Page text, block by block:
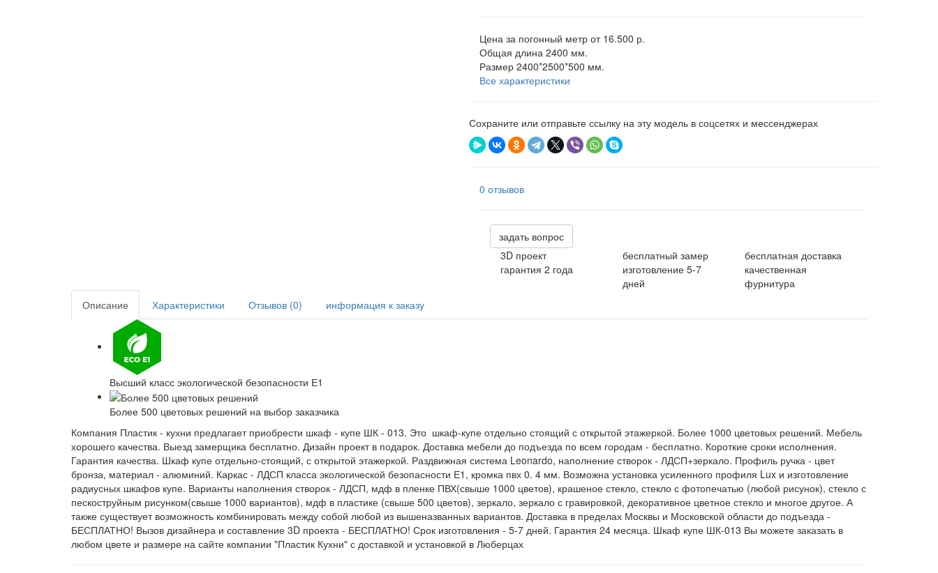
Цена за погонный метр от 16.500 р.
Общая длина 2400 мм.
Размер 2400*2500*500 мм.
Все характеристики
Сохраните или отправьте ссылку на эту модель в соцсетях и мессенджерах
0 отзывов
задать вопрос
3D проект
бесплатный замер
бесплатная доставка
гарантия 2 года
изготовление 5-7
дней
качественная
фурнитура
Описание
Характеристики Отзывов (0) информация к заказу
Высший класс экологической безопасности Е1
Более 500 цветовых решений на выбор заказчика
Компания Пластик - кухни предлагает приобрести шкаф - купе ШК - 013. Это шкаф-купе отдельно стоящий с открытой этажеркой. Более 1000 цветовых решений. Мебель
хорошего качества. Выезд замерщика бесплатно. Дизайн проект в подарок. Доставка мебели до подъезда по всем городам - бесплатно. Короткие сроки исполнения.
Гарантия качества. Шкаф купе отдельно-стоящий, с открытой этажеркой. Раздвижная система Leonardo, наполнение створок - ЛДСП+зеркало. Профиль ручка - цвет
бронза, материал - алюминий. Каркас - ЛДСП класса экологической безопасности Е1, кромка пвх 0. 4 мм. Возможна установка усиленного профиля Lux и изготовление
радиусных шкафов купе. Варианты наполнения створок - ЛДСП, мдф в пленке ПВХ(свыше 1000 цветов), крашеное стекло, стекло с фотопечатью (любой рисунок), стекло с
пескоструйным рисунком(свыше 1000 вариантов), мдф в пластике (свыше 500 цветов), зеркало, зеркало с гравировкой, декоративное цветное стекло и многое другое. А
также существует возможность комбинировать между собой любой из вышеназванных вариантов. Доставка в пределах Москвы и Московской области до подъезда -
БЕСПЛАТНО! Вызов дизайнера и составление 3D проекта - БЕСПЛАТНО! Срок изготовления - 5-7 дней. Гарантия 24 месяца. Шкаф купе ШК-013 Вы можете заказать в
любом цвете и размере на сайте компании "Пластик Кухни" с доставкой и установкой в Люберцах